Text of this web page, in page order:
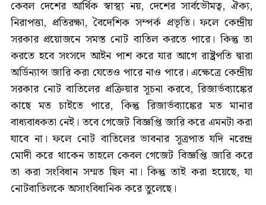
কেবল দেশের আর্থিক স্বাস্থ্য নয়, দেশের সার্বভৌমত্ব, ঐক্য,
নিরাপত্তা, প্রতিরক্ষা, বৈদেশিক সম্পর্ক প্রভৃতি। ফলে কেন্দ্রীয়
সরকার প্রয়োজনে সমস্ত নোট বাতিল করতে পারে। কিন্তু তা
করতে হবে সংসদে আইন পাশ করে যার আগে রাষ্ট্রপতি দ্বারা
অর্ডিন্যান্স জারি করা যেতেও পারে নাও পারে। এক্ষেত্রে কেন্দ্রীয়
সরকার নোট বাতিলের প্রক্রিয়ার সূচনা করবে, রিজার্ভব্যাঙ্কের
কাছে মত চাইতে পারে, কিন্তু রিজার্ভব্যাঙ্কের মত মানার
বাধ্যবাধকতা নেই। তবে গেজেট বিজ্ঞপ্তি জারি করে এমনটা করা
যাবে না। ফলে নোট বাতিলের ভাবনার সূত্রপাত যদি নরেন্দ্র
মোদী করে থাকেন তাহলে কেবল গেজেট বিজ্ঞপ্তি জারি করে
তা করা সংবিধান সম্মত ছিল না। কিন্তু তাই করা হয়েছে, যা
নোটবাতিলকে অসাংবিধানিক করে তুলেছে।